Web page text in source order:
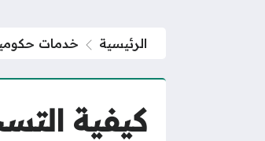
الرئيسية خدمات
كيفية